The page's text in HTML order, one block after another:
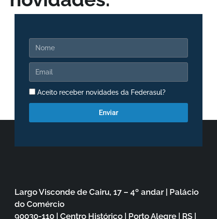
Aceito receber novidades da Federasul?
Enviar
Largo Visconde de Cairu, 17 – 4º andar | Palácio
do Comércio
90030-110 | Centro Histórico | Porto Alegre | RS |